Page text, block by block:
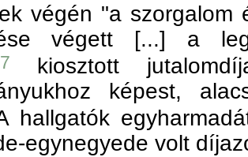
végén "a szorgalom
végett [...] a
kiosztott
képest,
hallgatók
egynegyede volt